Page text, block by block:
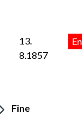
13.
8.1857
Fine